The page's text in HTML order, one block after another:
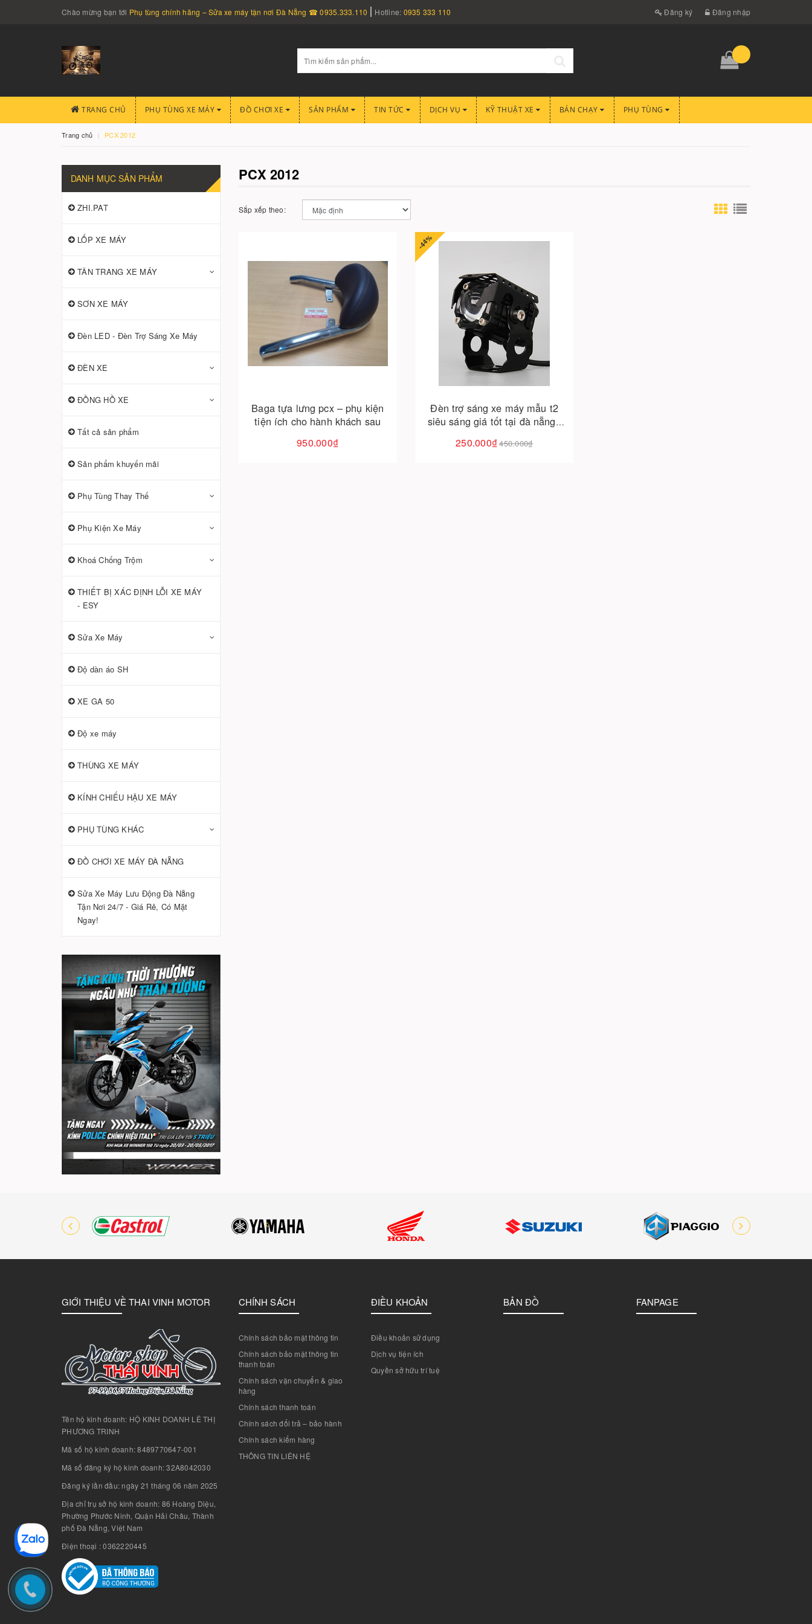
Chào mừng bạn tới Phụ tùng chính hãng – Sửa xe máy tận nơi Đà Nẵng ☎ 0935.333.110 Hotline: 0935 333 110 Đăng ký Đăng nhập
TRANG CHỦ PHỤ TÙNG XE MÁY ĐỒ CHƠI XE SẢN PHẨM TIN TỨC DỊCH VỤ KỸ THUẬT XE BÁN CHẠY PHỤ TÙNG
Trang chủ PCX 2012
PCX 2012
Sắp xếp theo:
Baga tựa lưng pcx – phụ kiện
tiện ích cho hành khách sau
950.000₫
Cho vào giỏ hàng
-44%
Đèn trợ sáng xe máy mẫu t2
siêu sáng giá tốt tại đà nẵng |
250.000₫450.000₫
Cho vào giỏ hàng
DANH MỤC SẢN PHẨM
ZHI.PAT
LỐP XE MÁY
TÂN TRANG XE MÁY
SƠN XE MÁY
Đèn LED - Đèn Trợ Sáng Xe Máy
ĐÈN XE
ĐỒNG HỒ XE
Tất cả sản phẩm
Sản phẩm khuyến mãi
Phụ Tùng Thay Thế
Phụ Kiện Xe Máy
Khoá Chống Trộm
THIẾT BỊ XÁC ĐỊNH LỖI XE MÁY
- ESY
Sửa Xe Máy
Độ dàn áo SH
XE GA 50
Độ xe máy
THÙNG XE MÁY
KÍNH CHIẾU HẬU XE MÁY
PHỤ TÙNG KHÁC
ĐỒ CHƠI XE MÁY ĐÀ NẴNG
Sửa Xe Máy Lưu Động Đà Nẵng
Tận Nơi 24/7 - Giá Rẻ, Có Mặt
Ngay!
GIỚI THIỆU VỀ THAI VINH MOTOR
Tên hộ kinh doanh: HỘ KINH DOANH LÊ THỊ
PHƯƠNG TRINH
Mã số hộ kinh doanh: 8489770647-001
Mã số đăng ký hộ kinh doanh: 32A8042030
Đăng ký lần đầu: ngày 21 tháng 06 năm 2025
Địa chỉ trụ sở hộ kinh doanh: 86 Hoàng Diệu,
Phường Phước Ninh, Quận Hải Châu, Thành
phố Đà Nẵng, Việt Nam
Điện thoại : 0362220445
CHÍNH SÁCH
Chính sách bảo mật thông tin
Chính sách bảo mật thông tin
thanh toán
Chính sách vận chuyển & giao
hàng
Chính sách thanh toán
Chính sách đổi trả – bảo hành
Chính sách kiểm hàng
THÔNG TIN LIÊN HỆ
ĐIỀU KHOẢN
Điều khoản sử dụng
Dịch vụ tiện ích
Quyền sở hữu trí tuệ
BẢN ĐỒ FANPAGE